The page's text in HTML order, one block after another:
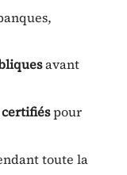
avant
pour
toute la